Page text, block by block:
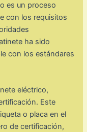
es un proceso
con los requisitos
ha sido
con los estándares
eléctrico,
Este
o placa en el
de certificación,